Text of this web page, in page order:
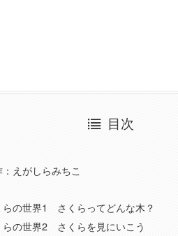
目次
えがしらみちこ
らの世界1 さくらってどんな木？
らの世界2 さくらを見にいこう